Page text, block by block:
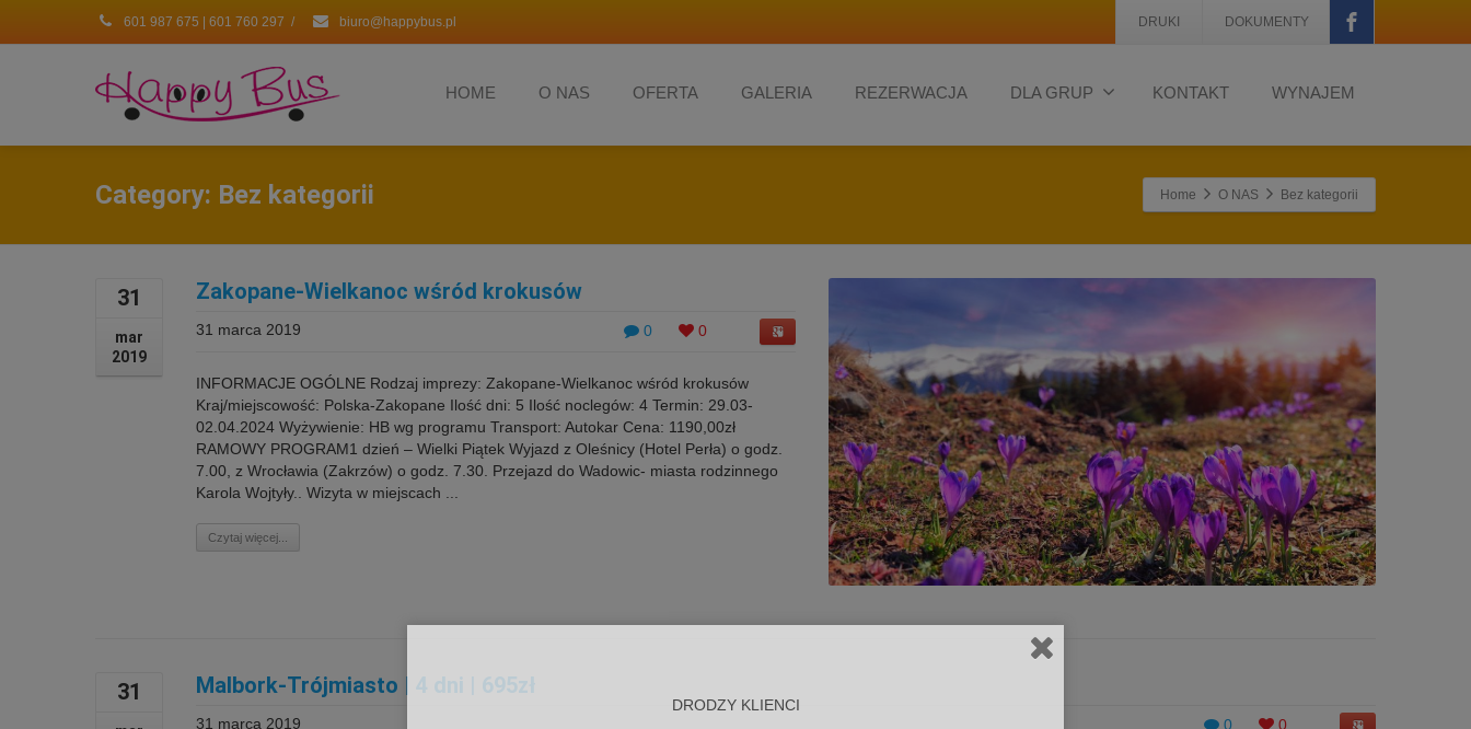
601 987 675 | 601 760 297 / biuro@happybus.pl DRUKI DOKUMENTY
HOME O NAS OFERTA GALERIA REZERWACJA DLA GRUP KONTAKT WYNAJEM
Category: Bez kategorii Home O NAS Bez kategorii
31
mar
2019
Zakopane-Wielkanoc wśród krokusów
0 0
31 marca 2019
INFORMACJE OGÓLNE Rodzaj imprezy: Zakopane-Wielkanoc wśród krokusów
Kraj/miejscowość: Polska-Zakopane Ilość dni: 5 Ilość noclegów: 4 Termin: 29.03-
02.04.2024 Wyżywienie: HB wg programu Transport: Autokar Cena: 1190,00zł
RAMOWY PROGRAM1 dzień – Wielki Piątek Wyjazd z Oleśnicy (Hotel Perła) o godz.
7.00, z Wrocławia (Zakrzów) o godz. 7.30. Przejazd do Wadowic- miasta rodzinnego
Karola Wojtyły.. Wizyta w miejscach ...
Czytaj więcej...
31 Malbork-Trójmiasto | 4 dni | 695zł
0 0
31 marca 2019
DRODZY KLIENCI